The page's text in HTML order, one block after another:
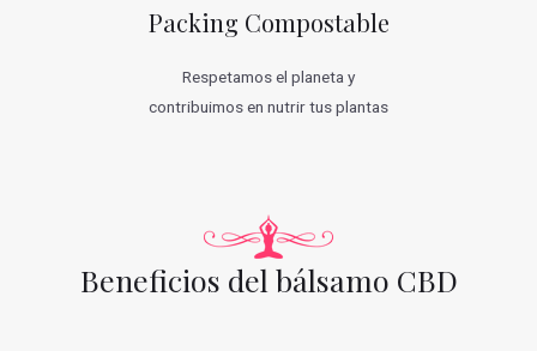
Packing Compostable
Respetamos el planeta y
contribuimos en nutrir tus plantas
Beneficios del bálsamo CBD